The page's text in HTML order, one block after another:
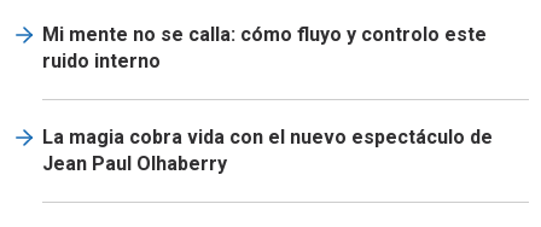
Mi mente no se calla: cómo fluyo y controlo este
ruido interno
La magia cobra vida con el nuevo espectáculo de
Jean Paul Olhaberry